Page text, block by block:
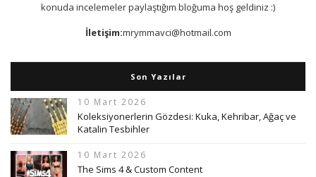
konuda incelemeler paylaştığım bloğuma hoş geldiniz :)
İletişim:mrymmavci@hotmail.com
Son Yazılar
10 Mart 2026
Koleksiyonerlerin Gözdesi: Kuka, Kehribar, Ağaç ve
Katalin Tesbihler
10 Mart 2026
The Sims 4 & Custom Content